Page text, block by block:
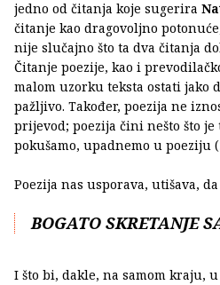
jedno od čitanja koje sugerira
čitanje kao dragovoljno
nije slučajno što ta dva čitanja
Čitanje poezije, kao i
malom uzorku teksta ostati jako
pažljivo. Također, poezija ne
prijevod; poezija čini nešto što
pokušamo, upadnemo u poeziju
Poezija nas usporava, utišava,
BOGATO SKRETANJE
I što bi, dakle, na samom kraju,